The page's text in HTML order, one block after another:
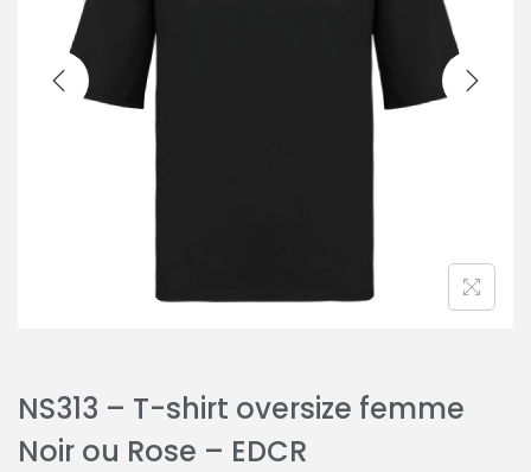
NS313 – T-shirt oversize femme
Noir ou Rose – EDCR